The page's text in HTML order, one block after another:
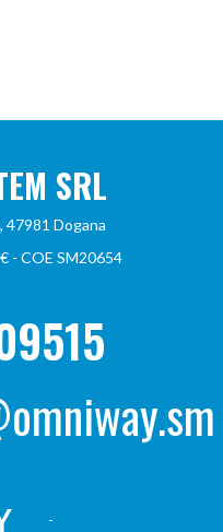
SRL
47981 Dogana
- COE SM20654